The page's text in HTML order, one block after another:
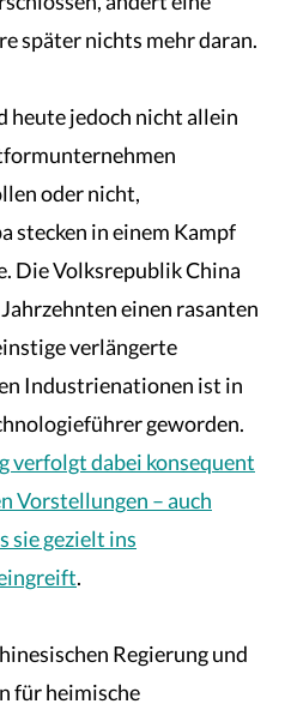
später nichts mehr daran.
jedoch nicht allein
oder nicht,
stecken in einem Kampf
Die Volksrepublik China
einen rasanten
verlängerte
Industrienationen ist in
geworden.
verfolgt dabei konsequent
Vorstellungen – auch
sie gezielt ins
.
Regierung und
für heimische